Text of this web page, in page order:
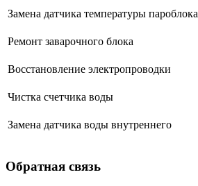
Замена датчика температуры пароблока
Ремонт заварочного блока
Восстановление электропроводки
Чистка счетчика воды
Замена датчика воды внутреннего
Обратная связь